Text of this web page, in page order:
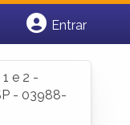
Entrar
e 2 -
- 03988-